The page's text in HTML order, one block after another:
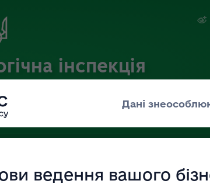
інспекція
округу
інспекції України